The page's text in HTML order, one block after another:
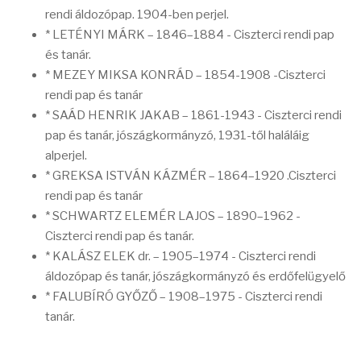
rendi áldozópap. 1904-ben perjel.
* LETÉNYI MÁRK – 1846–1884 - Ciszterci rendi pap
és tanár.
* MEZEY MIKSA KONRÁD – 1854-1908 -Ciszterci
rendi pap és tanár
* SAÁD HENRIK JAKAB – 1861-1943 - Ciszterci rendi
pap és tanár, jószágkormányzó, 1931-től haláláig
alperjel.
* GREKSA ISTVÁN KÁZMÉR – 1864–1920 .Ciszterci
rendi pap és tanár
* SCHWARTZ ELEMÉR LAJOS – 1890–1962 -
Ciszterci rendi pap és tanár.
* KALÁSZ ELEK dr. – 1905–1974 - Ciszterci rendi
áldozópap és tanár, jószágkormányzó és erdőfelügyelő
* FALUBÍRÓ GYŐZŐ – 1908–1975 - Ciszterci rendi
tanár.